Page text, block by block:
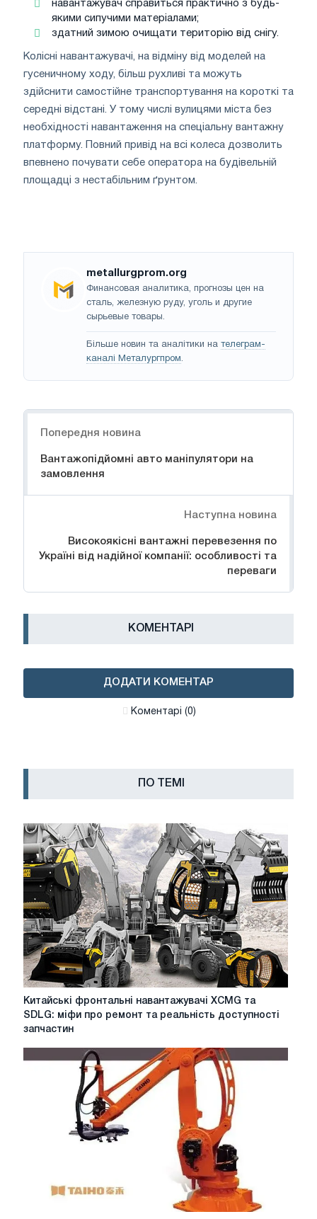
навантажувач справиться практично з будь-
якими сипучими матеріалами;
здатний зимою очищати територію від снігу.
Колісні навантажувачі, на відміну від моделей на
гусеничному ходу, більш рухливі та можуть
здійснити самостійне транспортування на короткі та
середні відстані. У тому числі вулицями міста без
необхідності навантаження на спеціальну вантажну
платформу. Повний привід на всі колеса дозволить
впевнено почувати себе оператора на будівельній
площадці з нестабільним ґрунтом.
metallurgprom.org
Финансовая аналитика, прогнозы цен на
сталь, железную руду, уголь и другие
сырьевые товары.
Більше новин та аналітики на телеграм-
каналі Металургпром.
Попередня новина
Вантажопідйомні авто маніпулятори на
замовлення
Наступна новина
Високоякісні вантажні перевезення по
Україні від надійної компанії: особливості та
переваги
КОМЕНТАРІ
ДОДАТИ КОМЕНТАР
Коментарі (0)
ПО ТЕМІ
Китайські
фронтальні
навантажувачі
Китайські фронтальні навантажувачі XCMG та
SDLG: міфи про ремонт та реальність доступності
запчастин